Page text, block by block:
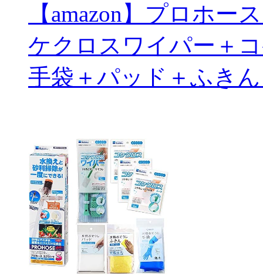
【amazon】プロホ
ケクロスワイパー＋
手袋＋パッド＋ふき